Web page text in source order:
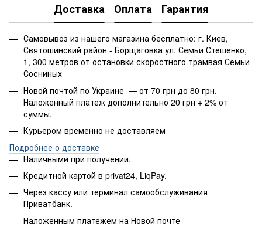
Доставка Оплата Гарантия
Самовывоз из нашего магазина бесплатно: г. Киев,
Святошинский район - Борщаговка ул. Семьи Стешенко,
1, 300 метров от остановки скоростного трамвая Семьи
Сосниных
Новой почтой по Украине — от 70 грн до 80 грн.
Наложенный платеж дополнительно 20 грн + 2% от
суммы.
Курьером временно не доставляем
Подробнее о доставке
Наличными при получении.
Кредитной картой в privat24, LiqPay.
Через кассу или терминал самообслуживания
Приватбанк.
Наложенным платежем на Новой почте